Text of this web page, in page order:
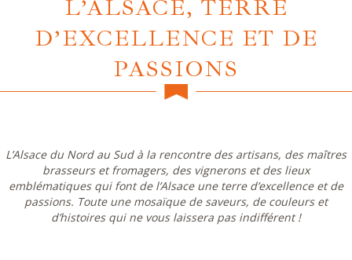
L’ALSACE, TERRE
D’EXCELLENCE ET DE
PASSIONS
L’Alsace du Nord au Sud à la rencontre des artisans, des maîtres
brasseurs et fromagers, des vignerons et des lieux
emblématiques qui font de l’Alsace une terre d’excellence et de
passions. Toute une mosaïque de saveurs, de couleurs et
d’histoires qui ne vous laissera pas indifférent !